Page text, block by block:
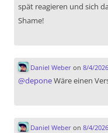
spät reagieren und sich
Shame!
Daniel Weberon 8/4/
@deponeWäre einen
Daniel Weberon 8/4/